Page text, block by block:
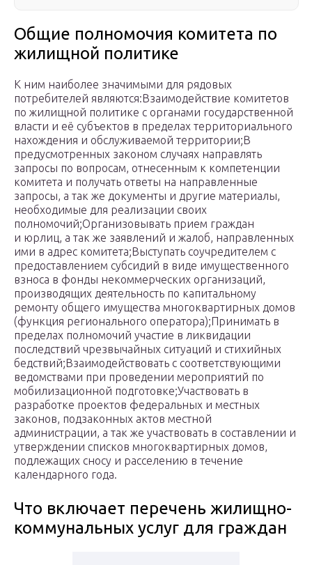
Общие полномочия комитета по
жилищной политике
К ним наиболее значимыми для рядовых
потребителей являются:Взаимодействие комитетов
по жилищной политике с органами государственной
власти и её субъектов в пределах территориального
нахождения и обслуживаемой территории;В
предусмотренных законом случаях направлять
запросы по вопросам, отнесенным к компетенции
комитета и получать ответы на направленные
запросы, а так же документы и другие материалы,
необходимые для реализации своих
полномочий;Организовывать прием граждан
и юрлиц, а так же заявлений и жалоб, направленных
ими в адрес комитета;Выступать соучредителем с
предоставлением субсидий в виде имущественного
взноса в фонды некоммерческих организаций,
производящих деятельность по капитальному
ремонту общего имущества многоквартирных домов
(функция регионального оператора);Принимать в
пределах полномочий участие в ликвидации
последствий чрезвычайных ситуаций и стихийных
бедствий;Взаимодействовать с соответствующими
ведомствами при проведении мероприятий по
мобилизационной подготовке;Участвовать в
разработке проектов федеральных и местных
законов, подзаконных актов местной
администрации, а так же участвовать в составлении и
утверждении списков многоквартирных домов,
подлежащих сносу и расселению в течение
календарного года.
Что включает перечень жилищно-
коммунальных услуг для граждан